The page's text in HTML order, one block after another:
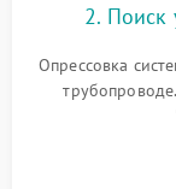
2. Поиск
Опрессовка
продувка